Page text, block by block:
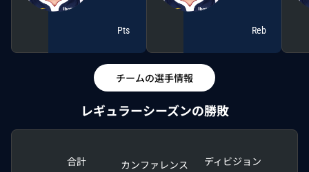
Pts Reb
チームの選手情報
レギュラーシーズンの勝敗
合計 カンファレンス ディビジョン